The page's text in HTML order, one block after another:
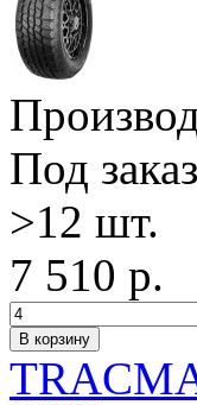
Под заказ
>12 шт.
7 510 р.